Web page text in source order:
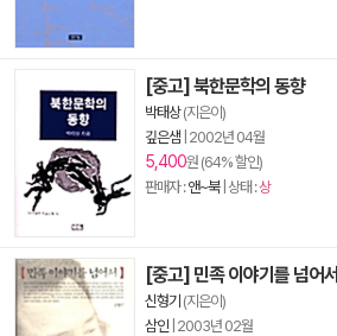
[중고] 북한문학의 동향
박태상(지은이)
깊은샘 2002년 04월
5,400원 (64% 할인)
판매자 :앤~북| 상태 :상
[중고] 민족 이야기를 넘어서
신형기 (지은이)
삼인 2003년 02월